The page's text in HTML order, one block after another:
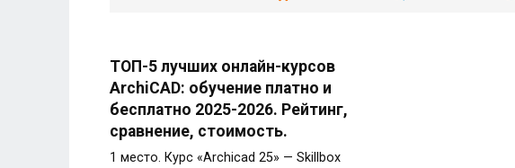
ТОП-5 лучших онлайн-курсов
ArchiCAD: обучение платно и
бесплатно 2025-2026. Рейтинг,
сравнение, стоимость.
1 место. Курс «Archicad 25» — Skillbox